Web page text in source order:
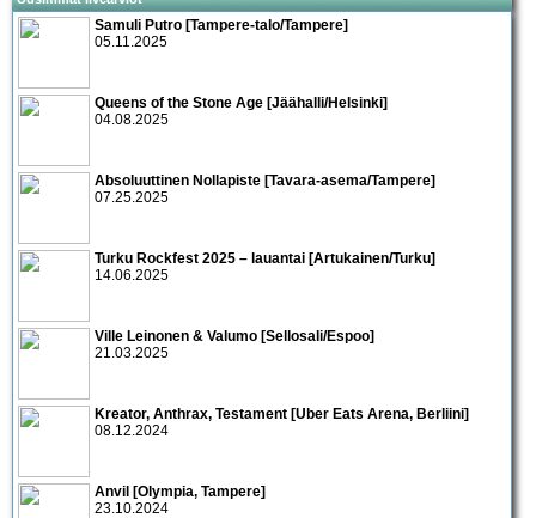
Samuli Putro [Tampere-talo/Tampere]
05.11.2025
Queens of the Stone Age [Jäähalli/Helsinki]
04.08.2025
Absoluuttinen Nollapiste [Tavara-asema/Tampere]
07.25.2025
Turku Rockfest 2025 – lauantai [Artukainen/Turku]
14.06.2025
Ville Leinonen & Valumo [Sellosali/Espoo]
21.03.2025
Kreator, Anthrax, Testament [Uber Eats Arena, Berliini]
08.12.2024
Anvil [Olympia, Tampere]
23.10.2024